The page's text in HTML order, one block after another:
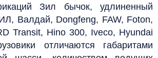
Зил бычок, удлиненный
Валдай, Dongfeng, FAW, Foton,
Transit, Hino 300, Iveco, Hyundai
отличаются габаритами